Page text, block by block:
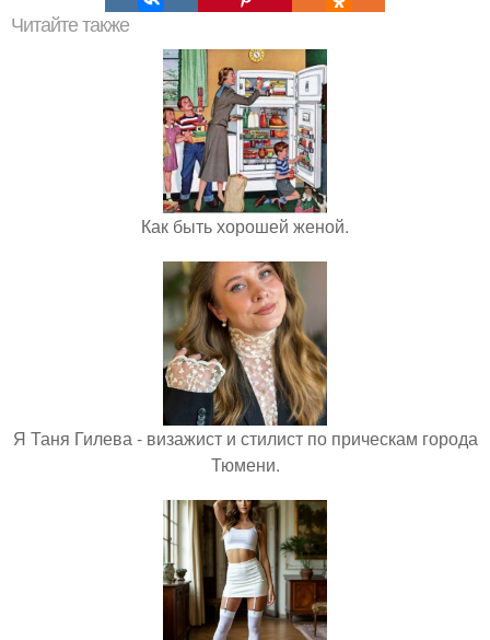
Читайте также
Как быть хорошей женой.
Я Таня Гилева - визажист и стилист по прическам города
Тюмени.